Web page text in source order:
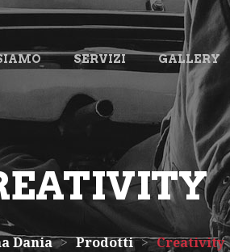
SERVIZI GALLERY
Dania > Prodotti > Creativity